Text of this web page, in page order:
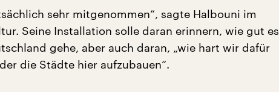
sehr mitgenommen“, sagte Halbouni im
Seine Installation solle daran erinnern, wie gut es
gehe, aber auch daran, „wie hart wir dafür
die Städte hier aufzubauen“.